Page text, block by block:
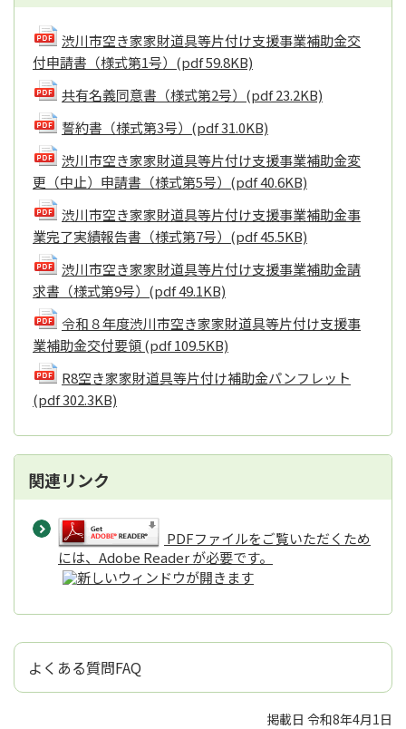
渋川市空き家家財道具等片付け支援事業補助金交
付申請書（様式第1号） (pdf 59.8KB)
共有名義同意書（様式第2号） (pdf 23.2KB)
誓約書（様式第3号） (pdf 31.0KB)
渋川市空き家家財道具等片付け支援事業補助金変
更（中止）申請書（様式第5号） (pdf 40.6KB)
渋川市空き家家財道具等片付け支援事業補助金事
業完了実績報告書（様式第7号） (pdf 45.5KB)
渋川市空き家家財道具等片付け支援事業補助金請
求書（様式第9号） (pdf 49.1KB)
令和８年度渋川市空き家家財道具等片付け支援事
業補助金交付要領(pdf 109.5KB)
R8空き家家財道具等片付け補助金パンフレット
(pdf 302.3KB)
関連リンク
PDFファイルをご覧いただくため
には、Adobe Reader が必要です。
よくある質問FAQ
掲載日 令和8年4月1日